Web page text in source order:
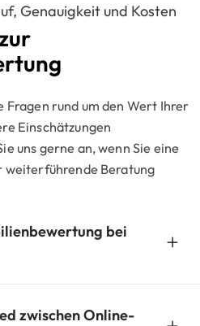
Genauigkeit und Kosten
Fragen rund um den Wert Ihrer
Einschätzungen
uns gerne an, wenn Sie eine
weiterführende Beratung
bei
zwischen Online-